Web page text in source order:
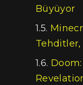
Büyüyor